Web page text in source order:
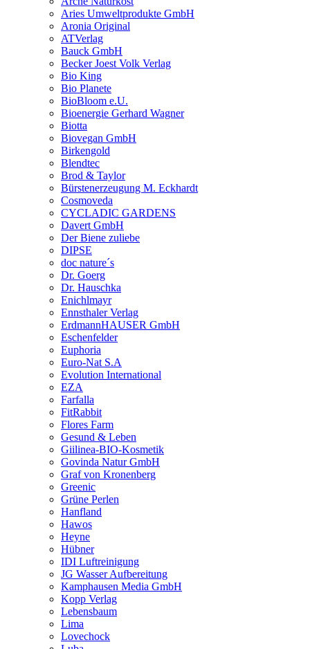
Aries Umweltprodukte GmbH
Aronia Original
ATVerlag
Bauck GmbH
Becker Joest Volk Verlag
Bio King
Bio Planete
BioBloom e.U.
Bioenergie Gerhard Wagner
Biotta
Biovegan GmbH
Birkengold
Blendtec
Brod & Taylor
Bürstenerzeugung M. Eckhardt
Cosmoveda
CYCLADIC GARDENS
Davert GmbH
Der Biene zuliebe
DIPSE
doc nature´s
Dr. Goerg
Dr. Hauschka
Enichlmayr
Ennsthaler Verlag
ErdmannHAUSER GmbH
Eschenfelder
Euphoria
Euro-Nat S.A
Evolution International
EZA
Farfalla
FitRabbit
Flores Farm
Gesund & Leben
Giilinea-BIO-Kosmetik
Govinda Natur GmbH
Graf von Kronenberg
Greenic
Grüne Perlen
Hanfland
Hawos
Heyne
Hübner
IDI Luftreinigung
JG Wasser Aufbereitung
Kamphausen Media GmbH
Kopp Verlag
Lebensbaum
Lima
Lovechock